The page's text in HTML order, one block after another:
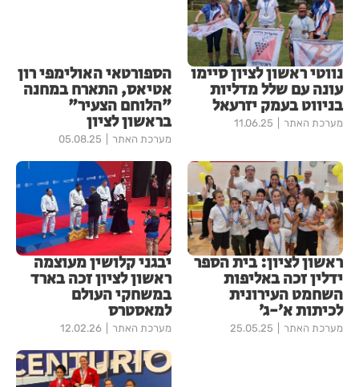
נווטי ראשון לציון סיימו
עונה עם שלל מדליות
בניווט בעמק יזרעאל
מערכת האתר 11.06.25
הספורטאי האולימפי רון
אטיאס, התארח במחנה
"הלוחם הצעיר"
בראשון לציון
מערכת האתר 05.08.25
ראשון לציון: בית הספר
ידלין זכה באליפות
השחמט העירונית
לכיתות א׳-ג׳
מערכת האתר 25.05.25
יבגני קלושין מעוצמה
ראשון לציון זכה בארד
במשחקי העולם
למאסטרס
מערכת האתר 12.02.26